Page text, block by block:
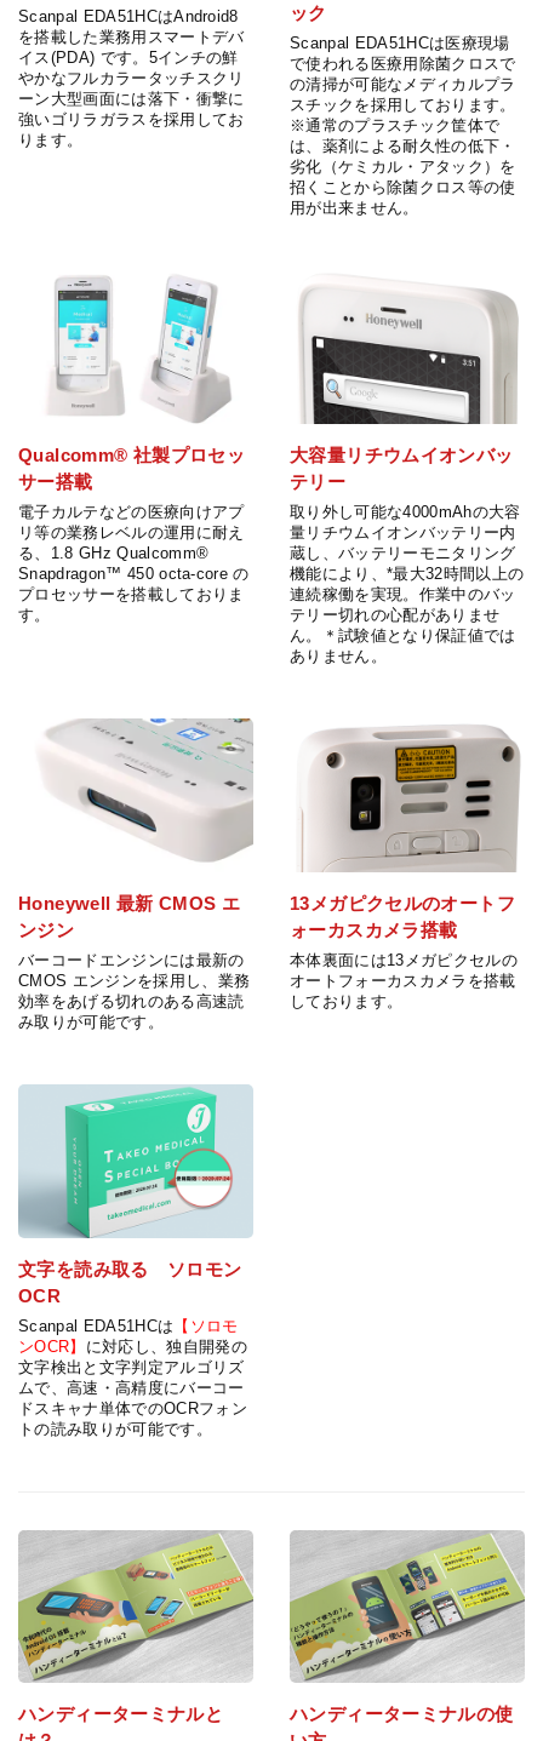
Scanpal EDA51HCはAndroid8
を搭載した業務用スマートデバ
イス(PDA) です。5インチの鮮
やかなフルカラータッチスクリ
ーン大型画面には落下・衝撃に
強いゴリラガラスを採用してお
ります。
ック
Scanpal EDA51HCは医療現場
で使われる医療用除菌クロスで
の清掃が可能なメディカルプラ
スチックを採用しております。
※通常のプラスチック筐体で
は、薬剤による耐久性の低下・
劣化（ケミカル・アタック）を
招くことから除菌クロス等の使
用が出来ません。
Qualcomm® 社製プロセッ
サー搭載
電子カルテなどの医療向けアプ
リ等の業務レベルの運用に耐え
る、1.8 GHz Qualcomm®
Snapdragon™ 450 octa-core の
プロセッサーを搭載しておりま
す。
大容量リチウムイオンバッ
テリー
取り外し可能な4000mAhの大容
量リチウムイオンバッテリー内
蔵し、バッテリーモニタリング
機能により、*最大32時間以上の
連続稼働を実現。作業中のバッ
テリー切れの心配がありませ
ん。＊試験値となり保証値では
ありません。
Honeywell 最新 CMOS エ
ンジン
バーコードエンジンには最新の
CMOS エンジンを採用し、業務
効率をあげる切れのある高速読
み取りが可能です。
13メガピクセルのオートフ
ォーカスカメラ搭載
本体裏面には13メガピクセルの
オートフォーカスカメラを搭載
しております。
文字を読み取る ソロモン
OCR
Scanpal EDA51HCは 【ソロモ
ンOCR】 に対応し、独自開発の
文字検出と文字判定アルゴリズ
ムで、高速・高精度にバーコー
ドスキャナ単体でのOCRフォン
トの読み取りが可能です。
ハンディーターミナルと
ハンディーターミナルの使